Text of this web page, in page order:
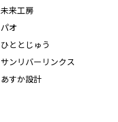
未来工房
パオ
ひととじゅう
サンリバーリンクス
あすか設計